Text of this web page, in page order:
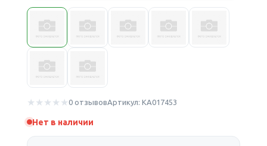
0 отзывовАртикул: КА017453
Нет в наличии